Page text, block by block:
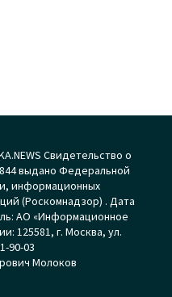
Свидетельство о
выдано Федеральной
информационных
(Роскомнадзор) . Дата
АО «Информационное
125581, г. Москва, ул.
90-03
Молоков